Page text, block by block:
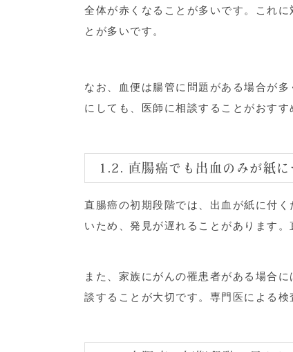
全体が赤くなることが多いです。これ
とが多いです。
なお、血便は腸管に問題がある場合が
にしても、医師に相談することがおす
1.2. 直腸癌でも出血のみが紙に
直腸癌の初期段階では、出血が紙に付
いため、発見が遅れることがあります
また、家族にがんの罹患者がある場合
談することが大切です。専門医による